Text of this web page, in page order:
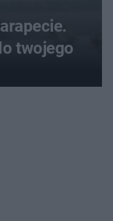
twojego